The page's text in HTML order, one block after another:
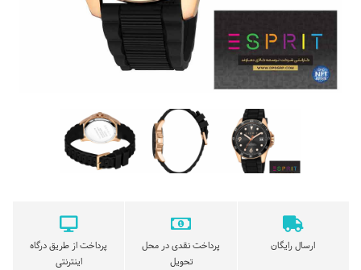
ارسال رایگان
پرداخت نقدی در محل
تحویل
پرداخت از طریق درگاه
اینترنتی